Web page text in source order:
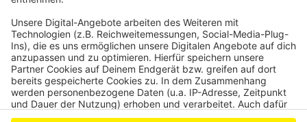
Anzeige
Anzeige